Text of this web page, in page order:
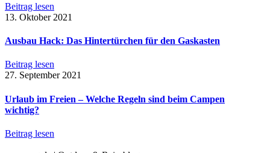
Beitrag lesen
13. Oktober 2021
Ausbau Hack: Das Hintertürchen für den Gaskasten
Beitrag lesen
27. September 2021
Urlaub im Freien – Welche Regeln sind beim Campen
wichtig?
Beitrag lesen